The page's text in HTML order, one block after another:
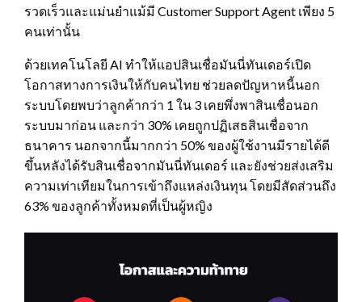
รวดเร็วและแม่นยำแม้มี Customer Support Agent เพียง 5
คนเท่านั้น
ด้วยเทคโนโลยี AI ทำให้แอปสินเชื่อมันนี่ทันเดอร์เปิด
โอกาสทางการเงินให้กับคนไทย ช่วยลดปัญหาหนี้นอก
ระบบโดยพบว่าลูกค้ากว่า 1 ใน 3 เคยพึ่งพาสินเชื่อนอก
ระบบมาก่อน และกว่า 30% เคยถูกปฏิเสธสินเชื่อจาก
ธนาคาร นอกจากนี้มากกว่า 50% ของผู้ใช้งานมีรายได้ดี
ขึ้นหลังได้รับสินเชื่อจากมันนี่ทันเดอร์ และยังช่วยส่งเสริม
ความเท่าเทียมในการเข้าถึงแหล่งเงินทุน โดยมีสัดส่วนถึง
63% ของลูกค้าทั้งหมดที่เป็นผู้หญิง